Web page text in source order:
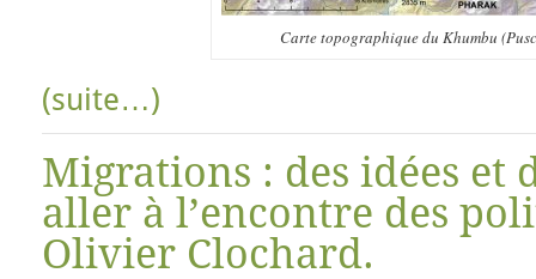
Carte topographique du Khumbu
(suite…)
Migrations : des idées et
aller à l’encontre des
Olivier Clochard.